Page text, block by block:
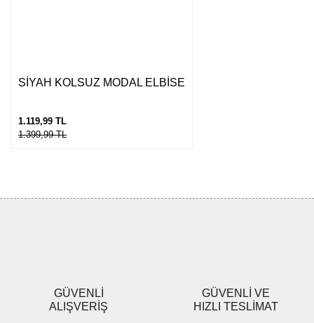
SİYAH KOLSUZ MODAL ELBİSE
1.119,99 TL
1.399,99 TL
GÜVENLİ
ALIŞVERİŞ
GÜVENLİ VE
HIZLI TESLİMAT